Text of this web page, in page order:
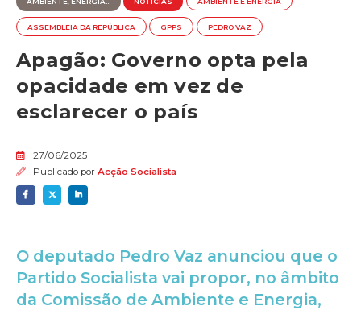
ASSEMBLEIA DA REPÚBLICA GPPS PEDRO VAZ
Apagão: Governo opta pela
opacidade em vez de
esclarecer o país
27/06/2025
Publicado por Acção Socialista
O deputado Pedro Vaz anunciou que o
Partido Socialista vai propor, no âmbito
da Comissão de Ambiente e Energia,